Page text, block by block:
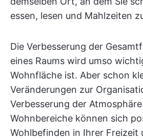
essen, lesen und Mahlzeiten
Die Verbesserung der
eines Raums wird umso
Wohnfläche ist. Aber schon
Veränderungen zur
Verbesserung der
Wohnbereiche können sich
Wohlbefinden in Ihrer Freizeit